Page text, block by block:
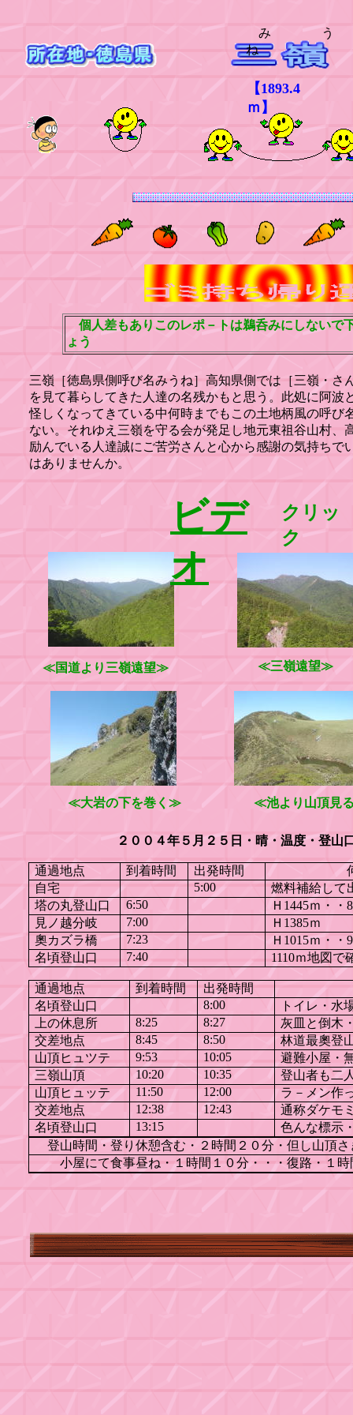
み う
ね
【1893.4
ｍ】
三嶺［徳島県側呼び名みうね］高知県側では［三嶺・
を見て暮らしてきた人達の名残かもと思う。此処に阿
怪しくなってきている中何時までもこの土地柄風の呼
ない。それゆえ三嶺を守る会が発足し地元東祖谷山村
励んでいる人達誠にご苦労さんと心から感謝の気持ち
はありませんか。
個人差もありこのレポ－トは鵜呑みにしないで
ょう
ビデ
オ
クリッ
ク
≪三嶺遠望≫
２００４年５月２５日・晴・温度・登山
通過地点 到着時間 出発時間
何で
自宅
5:00
燃料補給して
塔の丸登山口
6:50 Ｈ 1445ｍ・・
見ノ越分岐
7:00 Ｈ 1385ｍ
奧カズラ橋
7:23 Ｈ 1015ｍ・・
名頃登山口
7:40 1110ｍ地図で
通過地点 到着時間 出発時間
何で
名頃登山口
8:00
トイレ・水
上の休息所
8:25 8:27
灰皿と倒木
交差地点
8:45 8:50
林道最奧登
山頂ヒュツテ
9:53 10:05
避難小屋・
三嶺山頂
10:20 10:35
登山者も二
山頂ヒュッテ
11:50 12:00
ラ－メン作
交差地点
12:38 12:43
通称ダケモ
名頃登山口
13:15
色んな標示
登山時間・登り休憩含む・２時間２０分・但し山頂
小屋にて食事昼ね・１時間１０分・・・復路・１時
≪国道より三嶺遠望≫
≪池より山頂見
≪大岩の下を巻く≫